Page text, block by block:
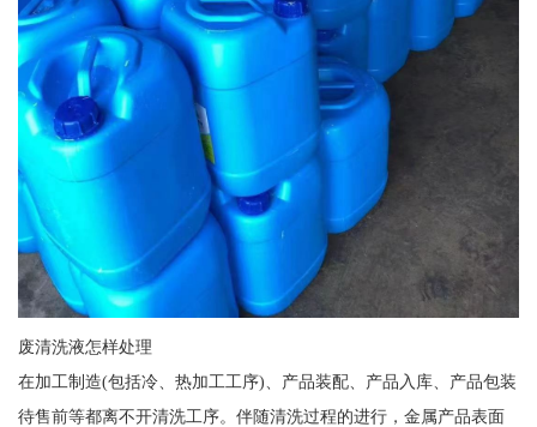
废清洗液怎样处理
在加工制造(包括冷、热加工工序)、产品装配、产品入库、产品包装
待售前等都离不开清洗工序。伴随清洗过程的进行，金属产品表面